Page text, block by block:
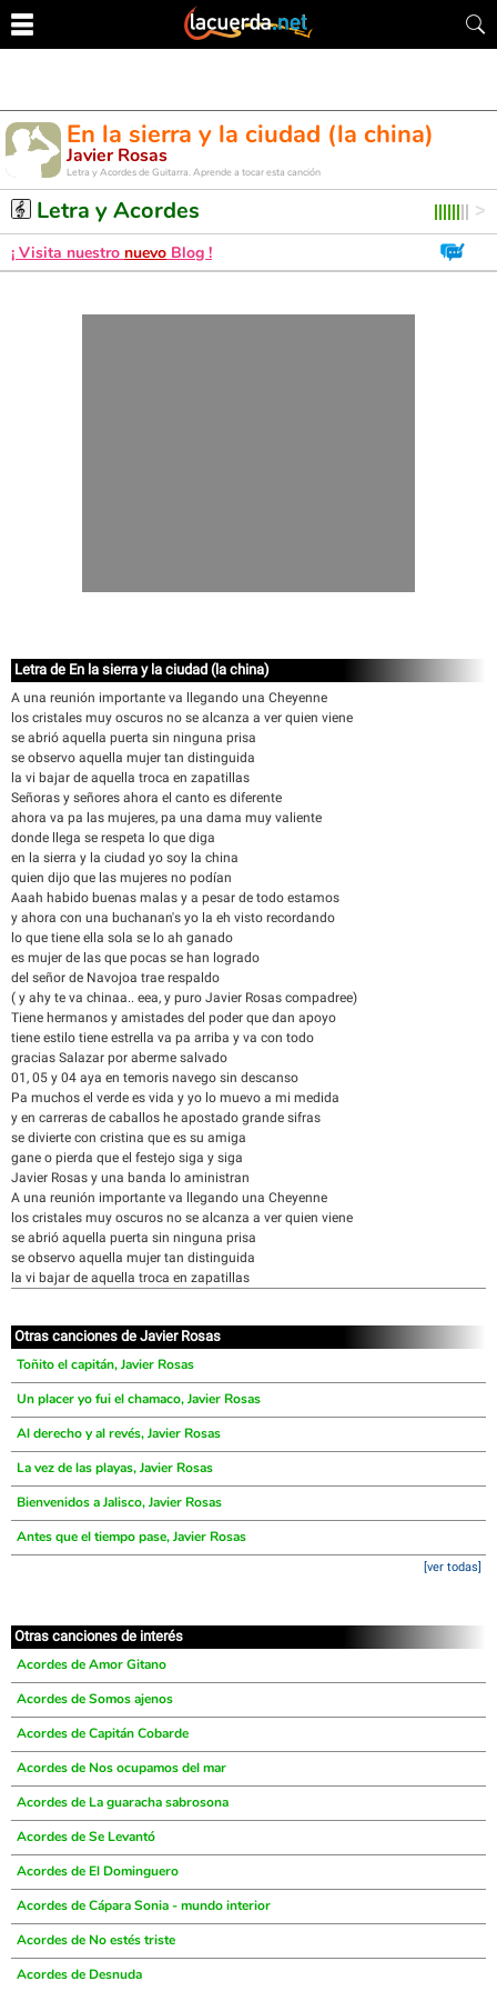
En la sierra y la ciudad (la china)
Javier Rosas
Letra y Acordes de Guitarra. Aprende a tocar esta canción
Letra y Acordes
¡ Visita nuestro nuevo Blog !
Letra de En la sierra y la ciudad (la china)
A una reunión importante va llegando una Cheyenne
los cristales muy oscuros no se alcanza a ver quien viene
se abrió aquella puerta sin ninguna prisa
se observo aquella mujer tan distinguida
la vi bajar de aquella troca en zapatillas
Señoras y señores ahora el canto es diferente
ahora va pa las mujeres, pa una dama muy valiente
donde llega se respeta lo que diga
en la sierra y la ciudad yo soy la china
quien dijo que las mujeres no podían
Aaah habido buenas malas y a pesar de todo estamos
y ahora con una buchanan's yo la eh visto recordando
lo que tiene ella sola se lo ah ganado
es mujer de las que pocas se han logrado
del señor de Navojoa trae respaldo
( y ahy te va chinaa.. eea, y puro Javier Rosas compadree)
Tiene hermanos y amistades del poder que dan apoyo
tiene estilo tiene estrella va pa arriba y va con todo
gracias Salazar por aberme salvado
01, 05 y 04 aya en temoris navego sin descanso
Pa muchos el verde es vida y yo lo muevo a mi medida
y en carreras de caballos he apostado grande sifras
se divierte con cristina que es su amiga
gane o pierda que el festejo siga y siga
Javier Rosas y una banda lo aministran
A una reunión importante va llegando una Cheyenne
los cristales muy oscuros no se alcanza a ver quien viene
se abrió aquella puerta sin ninguna prisa
se observo aquella mujer tan distinguida
la vi bajar de aquella troca en zapatillas
Otras canciones de Javier Rosas
Toñito el capitán, Javier Rosas
Un placer yo fui el chamaco, Javier Rosas
Al derecho y al revés, Javier Rosas
La vez de las playas, Javier Rosas
Bienvenidos a Jalisco, Javier Rosas
Antes que el tiempo pase, Javier Rosas
[ver todas]
Otras canciones de interés
Acordes de Amor Gitano
Acordes de Somos ajenos
Acordes de Capitán Cobarde
Acordes de Nos ocupamos del mar
Acordes de La guaracha sabrosona
Acordes de Se Levantó
Acordes de El Dominguero
Acordes de Cápara Sonia - mundo interior
Acordes de No estés triste
Acordes de Desnuda